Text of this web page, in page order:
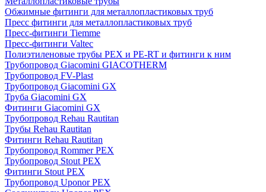
Обжимные фитинги для металлопластиковых труб
Пресс фитинги для металлопластиковых труб
Пресс-фитинги Tiemme
Пресс-фитинги Valtec
Полиэтиленовые трубы PEX и PE-RT и фитинги к ним
Трубопровод Giacomini GIACOTHERM
Трубопровод FV-Plast
Трубопровод Giacomini GX
Труба Giacomini GX
Фитинги Giacomini GX
Трубопровод Rehau Rautitan
Трубы Rehau Rautitan
Фитинги Rehau Rautitan
Трубопровод Rommer PEX
Трубопровод Stout PEX
Фитинги Stout PEX
Трубопровод Uponor PEX